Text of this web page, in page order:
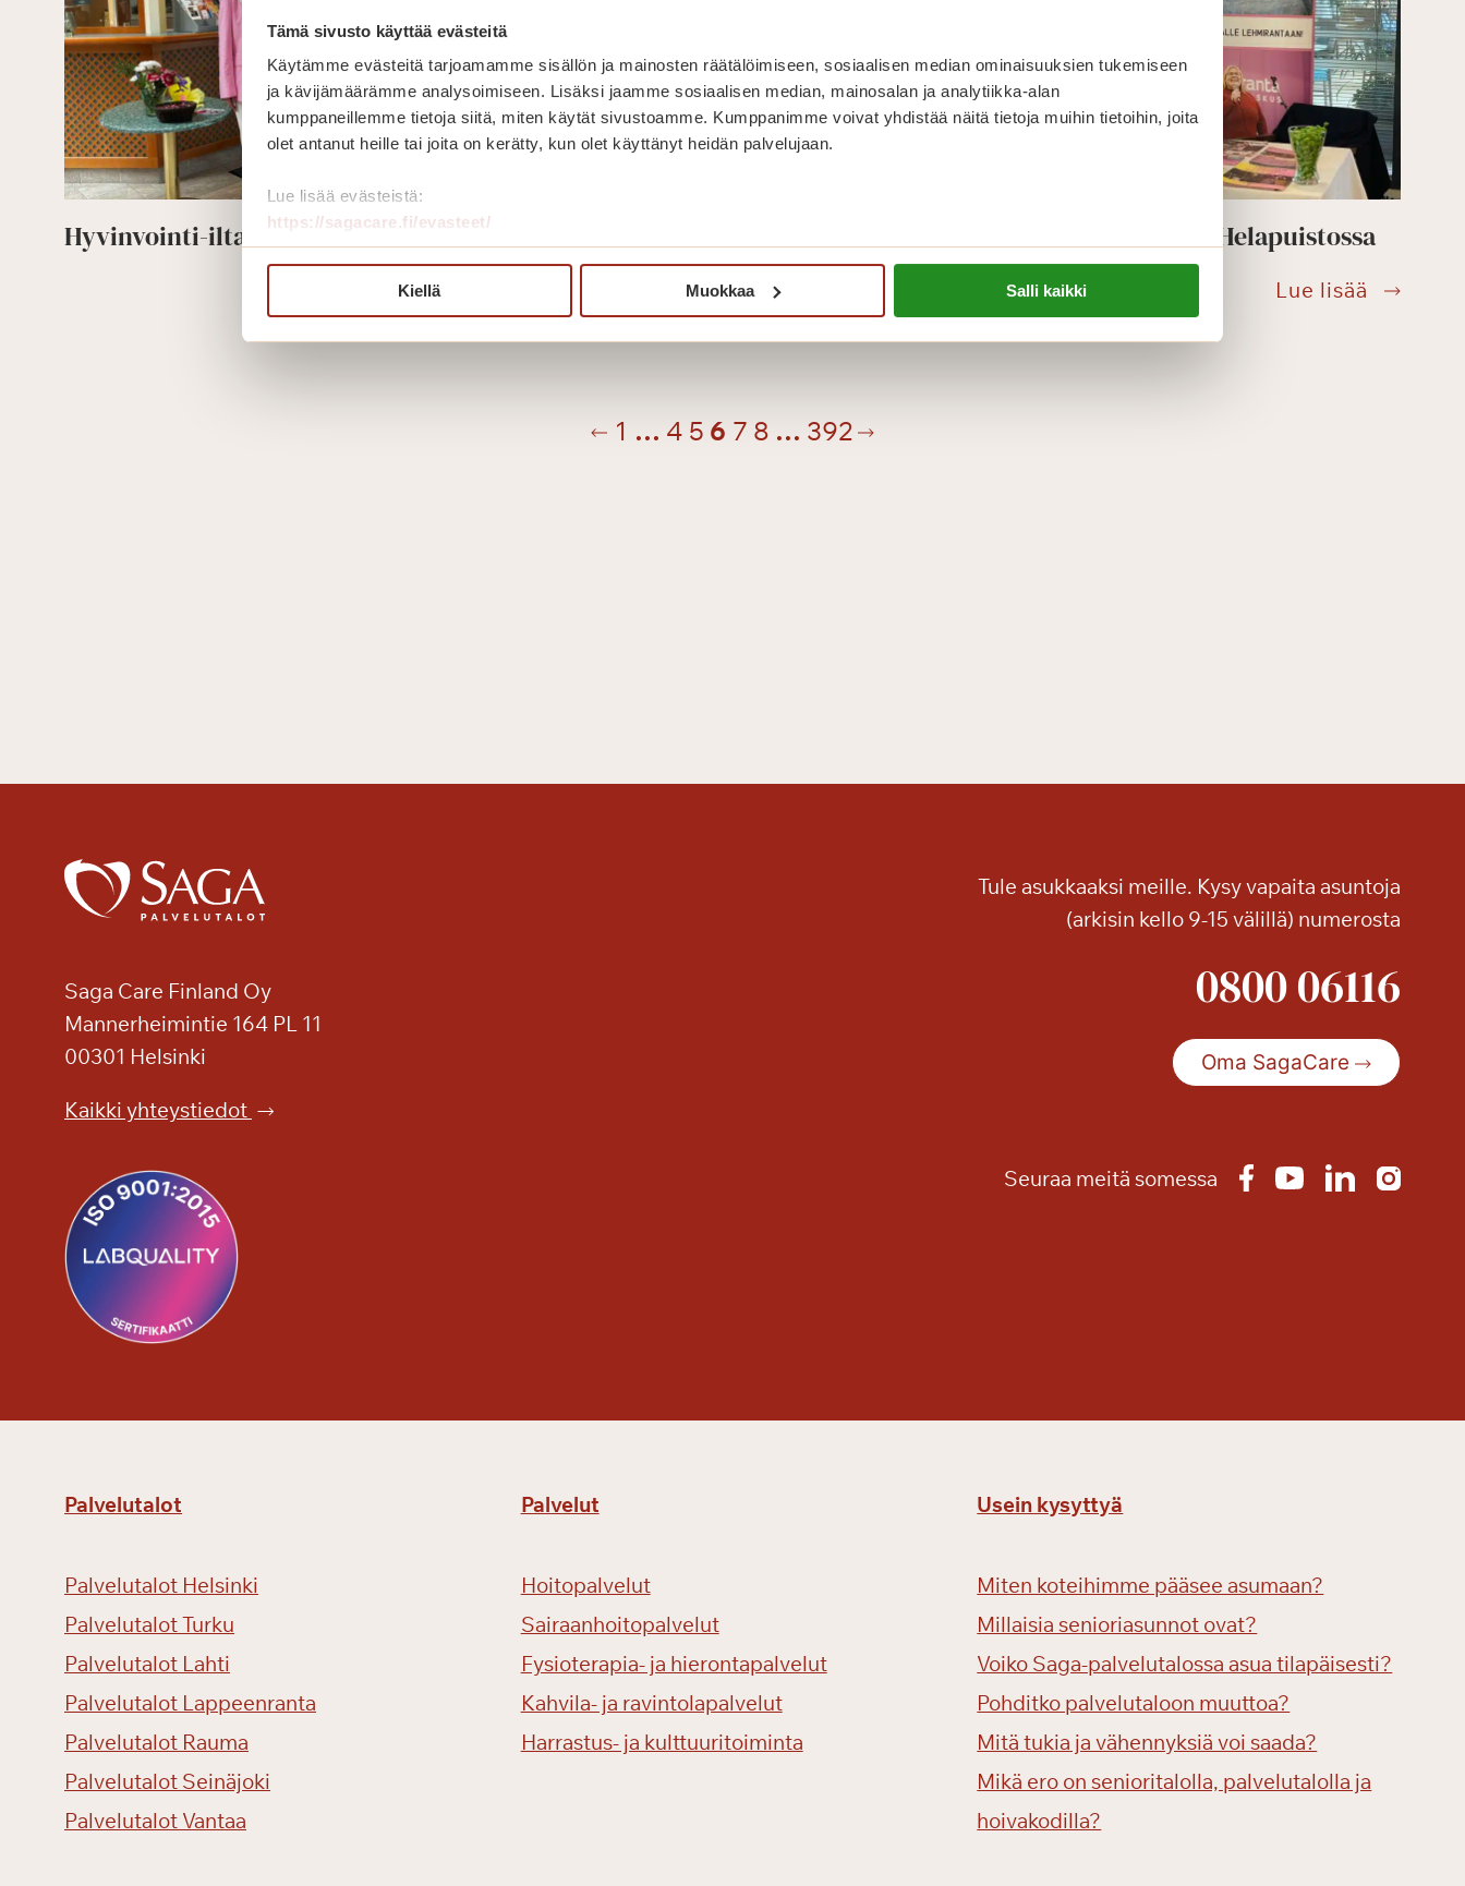
Tämä sivusto käyttää evästeitä
Käytämme evästeitä tarjoamamme sisällön ja mainosten räätälöimiseen, sosiaalisen median ominaisuuksien tukemiseen
ja kävijämäärämme analysoimiseen. Lisäksi jaamme sosiaalisen median, mainosalan ja analytiikka-alan
kumppaneillemme tietoja siitä, miten käytät sivustoamme. Kumppanimme voivat yhdistää näitä tietoja muihin tietoihin, joita
olet antanut heille tai joita on kerätty, kun olet käyttänyt heidän palvelujaan.
Lue lisää evästeistä:
https://sagacare.fi/evasteet/
Kiellä Muokkaa Salli kaikki
Hyvinvointi-iltapäivän viettoa
Lue lisää
iltapäivän
soikoon
Seniorimessut Saga Helapuistossa
Lue lisää
Sivunavigointi
Edellinen 1 … 4 5 6 7 8 … 392Seuraava
Saga Care Finland Oy
Mannerheimintie 164 PL 11
00301 Helsinki
Kaikki yhteystiedot
Tule asukkaaksi meille. Kysy vapaita asuntoja
(arkisin kello 9-15 välillä) numerosta
0800 06116
Oma SagaCare
Seuraa meitä somessa
Palvelutalot
Palvelutalot Helsinki
Palvelutalot Turku
Palvelutalot Lahti
Palvelutalot Lappeenranta
Palvelutalot Rauma
Palvelutalot Seinäjoki
Palvelutalot Vantaa
Palvelut
Hoitopalvelut
Sairaanhoitopalvelut
Fysioterapia- ja hierontapalvelut
Kahvila- ja ravintolapalvelut
Harrastus- ja kulttuuritoiminta
Usein kysyttyä
Miten koteihimme pääsee asumaan?
Millaisia senioriasunnot ovat?
Voiko Saga-palvelutalossa asua tilapäisesti?
Pohditko palvelutaloon muuttoa?
Mitä tukia ja vähennyksiä voi saada?
Mikä ero on senioritalolla, palvelutalolla ja
hoivakodilla?